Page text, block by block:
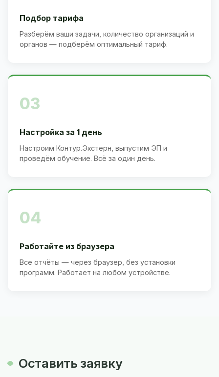
Подбор тарифа
Разберём ваши задачи, количество организаций и
органов — подберём оптимальный тариф.
03
Настройка за 1 день
Настроим Контур.Экстерн, выпустим ЭП и
проведём обучение. Всё за один день.
04
Работайте из браузера
Все отчёты — через браузер, без установки
программ. Работает на любом устройстве.
Оставить заявку